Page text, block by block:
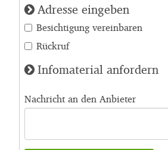
Adresse eingeben
Besichtigung vereinbaren
Rückruf
Infomaterial anfordern
Nachricht an den Anbieter